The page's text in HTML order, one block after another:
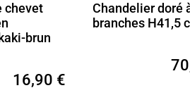
chevet
brun
16,90 €
Chandelier doré
branches H41,5